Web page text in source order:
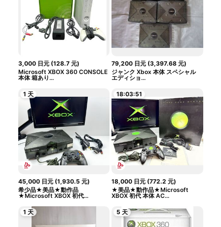
3,000 日元(128.7 元)
Microsoft XBOX 360 CONSOLE
本体 箱あり...
79,200 日元 (3,397.68 元)
ジャンク Xbox 本体 スペシャル
エディショ...
1 天
45,000 日元(1,930.5 元)
希少品★美品★動作品
★Microsoft XBOX 初代...
18:03:50
18,000 日元 (772.2 元)
★美品★動作品★Microsoft
XBOX 初代 本体 AC...
1 天 5 天